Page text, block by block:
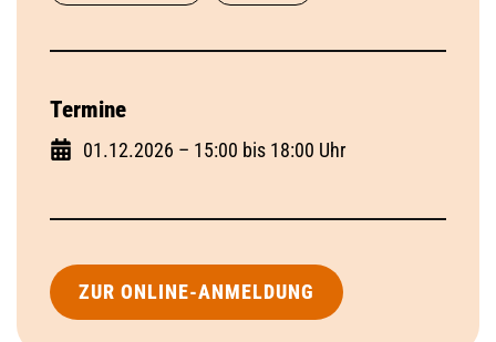
Termine
01.12.2026 – 15:00 bis 18:00 Uhr
ZUR ONLINE-ANMELDUNG